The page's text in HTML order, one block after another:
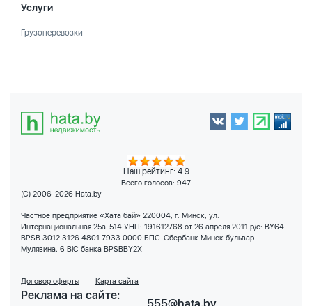
Услуги
Грузоперевозки
Наш рейтинг: 4.9
Всего голосов: 947
(C) 2006-2026 Hata.by
Частное предприятие «Хата бай» 220004, г. Минск, ул.
Интернациональная 25а-514 УНП: 191612768 от 26 апреля 2011 р/с: BY64
BPSB 3012 3126 4801 7933 0000 БПС-Сбербанк Минск бульвар
Мулявина, 6 BIC банка BPSBBY2X
Договор оферты Карта сайта
Реклама на сайте: